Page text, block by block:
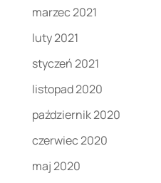
marzec 2021
luty 2021
styczeń 2021
listopad 2020
październik 2020
czerwiec 2020
maj 2020